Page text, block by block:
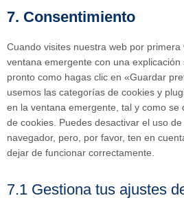
7. Consentimiento
Cuando visites nuestra web por
ventana emergente con una explicación
pronto como hagas clic en «Guardar
usemos las categorías de cookies y
en la ventana emergente, tal y como se
de cookies. Puedes desactivar el uso
navegador, pero, por favor, ten en
dejar de funcionar correctamente.
7.1 Gestiona tus ajustes